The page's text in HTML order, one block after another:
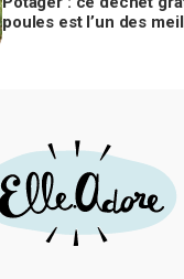
poules est l’un des